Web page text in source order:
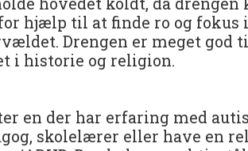
hjælp til at finde ro og fokus
Drengen er meget god
i historie og religion.
en der har erfaring med
skolelærer eller have en